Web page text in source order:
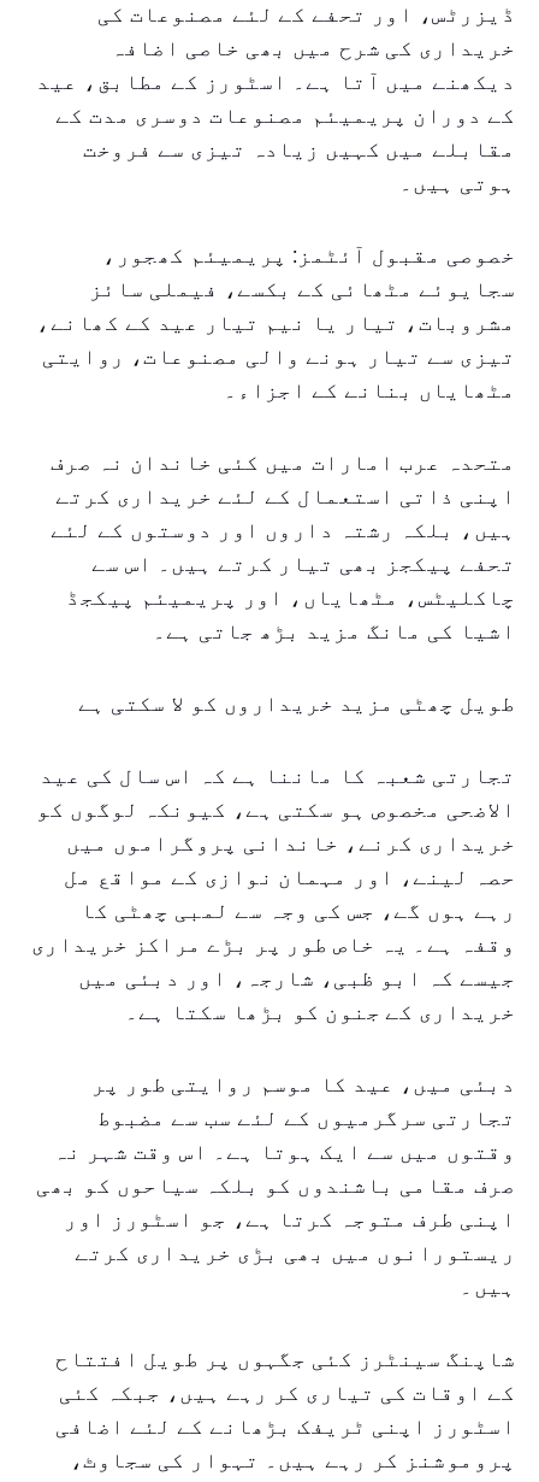
ڈیزرٹس، اور تحفے کے لئے مصنوعات کی
خریداری کی شرح میں بھی خاصی اضافہ
دیکھنے میں آتا ہے۔ اسٹورز کے مطابق، عید
کے دوران پریمیئم مصنوعات دوسری مدت کے
مقابلے میں کہیں زیادہ تیزی سے فروخت
ہوتی ہیں۔
خصوصی مقبول آئٹمز: پریمیئم کھجور،
سجایوئے مٹھائی کے بکسے، فیملی سائز
مشروبات، تیار یا نیم تیار عید کے کھانے،
تیزی سے تیار ہونے والی مصنوعات، روایتی
مٹھایاں بنانے کے اجزاء۔
متحدہ عرب امارات میں کئی خاندان نہ صرف
اپنی ذاتی استعمال کے لئے خریداری کرتے
ہیں، بلکہ رشتہ داروں اور دوستوں کے لئے
تحفے پیکجز بھی تیار کرتے ہیں۔ اس سے
چاکلیٹس، مٹھایاں، اور پریمیئم پیکجڈ
اشیا کی مانگ مزید بڑھ جاتی ہے۔
طویل چھٹی مزید خریداروں کو لا سکتی ہے
تجارتی شعبہ کا ماننا ہے کہ اس سال کی عید
الاضحی مخصوص ہو سکتی ہے، کیونکہ لوگوں کو
خریداری کرنے، خاندانی پروگراموں میں
حصہ لینے، اور مہمان نوازی کے مواقع مل
رہے ہوں گے، جس کی وجہ سے لمبی چھٹی کا
وقفہ ہے۔ یہ خاص طور پر بڑے مراکز خریداری
جیسے کہ ابو ظبی، شارجہ، اور دبئی میں
خریداری کے جنون کو بڑھا سکتا ہے۔
دبئی میں، عید کا موسم روایتی طور پر
تجارتی سرگرمیوں کے لئے سب سے مضبوط
وقتوں میں سے ایک ہوتا ہے۔ اس وقت شہر نہ
صرف مقامی باشندوں کو بلکہ سیاحوں کو بھی
اپنی طرف متوجہ کرتا ہے، جو اسٹورز اور
ریستورانوں میں بھی بڑی خریداری کرتے
ہیں۔
شاپنگ سینٹرز کئی جگہوں پر طویل افتتاح
کے اوقات کی تیاری کر رہے ہیں، جبکہ کئی
اسٹورز اپنی ٹریفک بڑھانے کے لئے اضافی
پروموشنز کر رہے ہیں۔ تہوار کی سجاوٹ،